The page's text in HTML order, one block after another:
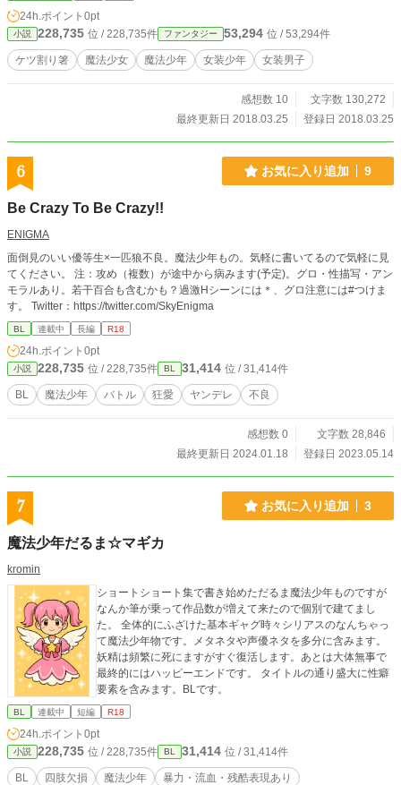
つけて感想をツイートして作品を応援しよう！ファンアート
も大歓迎だ！
24h.ポイント 0pt
小説 228,735 位 / 228,735件 ファンタジー 53,294 位 / 53,294件
ケツ割り箸 魔法少女 魔法少年 女装少年 女装男子
感想数 10
文字数 130,272
最終更新日 2018.03.25
登録日 2018.03.25
6 お気に入り追加 9
Be Crazy To Be Crazy!!
ENIGMA
面倒見のいい優等生×一匹狼不良。魔法少年もの。気軽に書いてるので気軽に見
てください。 注：攻め（複数）が途中から病みます(予定)。グロ・性描写・アン
モラルあり。若干百合も含むかも？過激Hシーンには＊、グロ注意には#つけま
す。 Twitter：https://twitter.com/SkyEnigma
BL 連載中 長編 R18
24h.ポイント 0pt
小説 228,735 位 / 228,735件 BL 31,414 位 / 31,414件
BL 魔法少年 バトル 狂愛 ヤンデレ 不良
感想数 0
文字数 28,846
最終更新日 2024.01.18
登録日 2023.05.14
7 お気に入り追加 3
魔法少年だるま☆マギカ
kromin
ショートショート集で書き始めただるま魔法少年ものですが
なんか筆が乗って作品数が増えて来たので個別で建てまし
た。 全体的にふざけた基本ギャグ時々シリアスのなんちゃっ
て魔法少年物です。メタネタや声優ネタを多分に含みます。
妖精は頻繁に死にますがすぐ復活します。あとは大体無事で
最終的にはハッピーエンドです。 タイトルの通り盛大に性癖
要素を含みます。BLです。
BL 連載中 短編 R18
24h.ポイント 0pt
小説 228,735 位 / 228,735件 BL 31,414 位 / 31,414件
BL 四肢欠損 魔法少年
暴力・流血・残酷表現あり